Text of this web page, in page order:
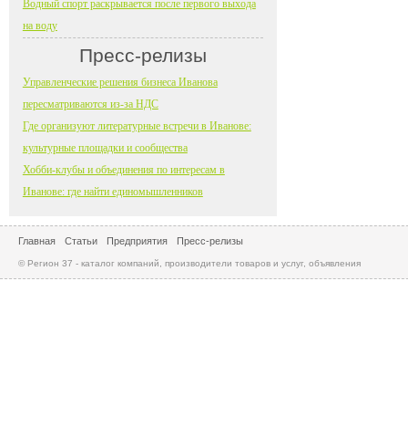
Водный спорт раскрывается после первого выхода
на воду
Пресс-релизы
Управленческие решения бизнеса Иванова
пересматриваются из-за НДС
Где организуют литературные встречи в Иванове:
культурные площадки и сообщества
Хобби-клубы и объединения по интересам в
Иванове: где найти единомышленников
Главная Статьи Предприятия Пресс-релизы
© Регион 37 - каталог компаний, производители товаров и услуг, объявления